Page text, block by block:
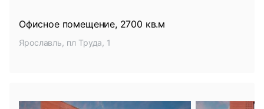
Офисное помещение, 2700 кв.м
Ярославль, пл Труда, 1